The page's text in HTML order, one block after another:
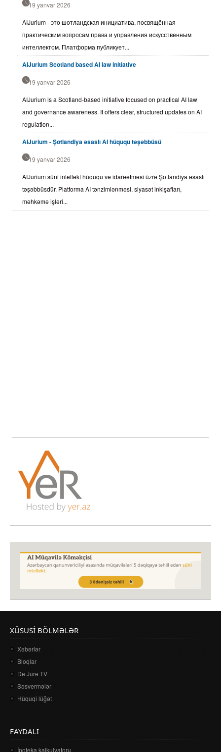
19 yanvar 2026
AIJurium - это шотландская инициатива, посвящённая
практическим вопросам права и управления искусственным
интеллектом. Платформа публикует...
AIJurium Scotland based AI law initiative
19 yanvar 2026
AIJurium is a Scotland-based initiative focused on practical AI law
and governance awareness. It offers clear, structured updates on AI
regulation...
AIJurium - Şotlandiya əsaslı AI hüququ təşəbbüsü
19 yanvar 2026
AIJurium süni intellekt hüququ və idarəetməsi üzrə Şotlandiya əsaslı
təşəbbüsdür. Platforma AI tənzimlənməsi, siyasət inkişafları,
məhkəmə işləri...
XÜSUSI BÖLMƏLƏR
Xəbərlər
Bloqlar
De Jure TV
Səsvermələr
Hüquqi lüğət
FAYDALI
İpoteka kalkulyatoru